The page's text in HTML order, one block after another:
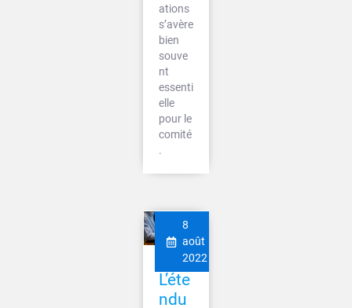
ations
s’avère
bien
souve
nt
essenti
elle
pour le
comité
.
8
août
2022
L’éte
ndu